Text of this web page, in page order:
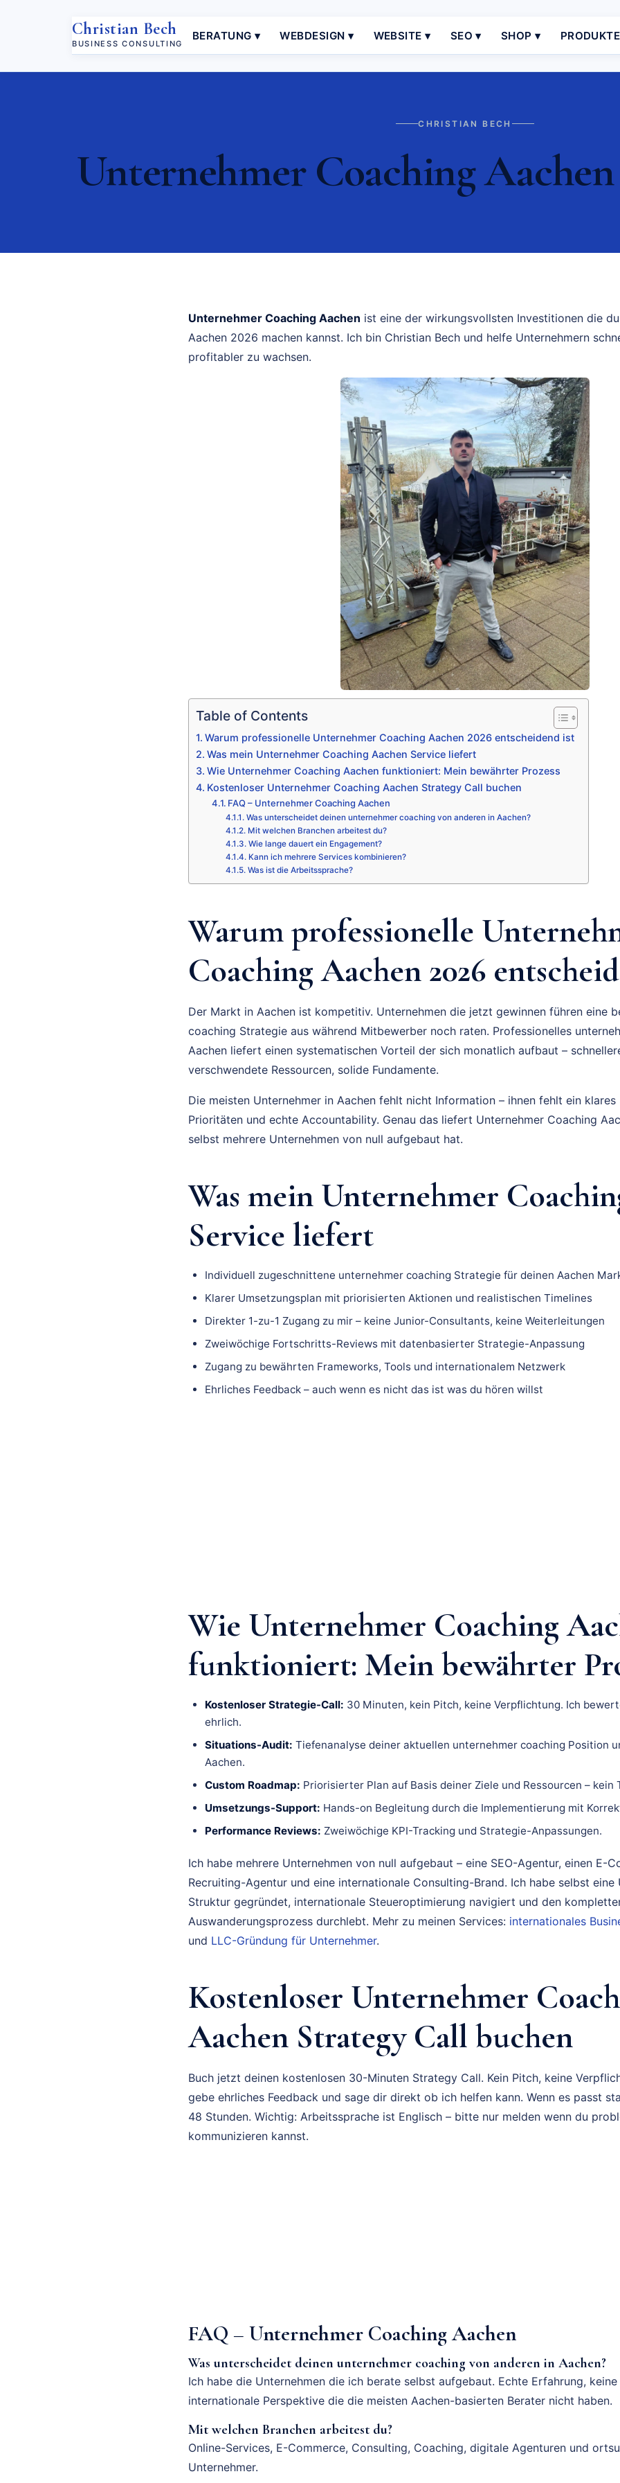
Christian Bech
BUSINESS CONSULTING
BERATUNG ▾ WEBDESIGN ▾ WEBSITE ▾ SEO ▾ SHOP ▾ PRODUKTE
CHRISTIAN BECH
Unternehmer Coaching Aachen
Unternehmer Coaching Aachen ist eine der wirkungsvollsten Investitionen die
Aachen 2026 machen kannst. Ich bin Christian Bech und helfe Unternehmern
profitabler zu wachsen.
Table of Contents
Warum professionelle Unternehmer Coaching Aachen 2026 entscheidend ist
Was mein Unternehmer Coaching Aachen Service liefert
Wie Unternehmer Coaching Aachen funktioniert: Mein bewährter Prozess
Kostenloser Unternehmer Coaching Aachen Strategy Call buchen
FAQ – Unternehmer Coaching Aachen
Was unterscheidet deinen unternehmer coaching von anderen in Aachen?
Mit welchen Branchen arbeitest du?
Wie lange dauert ein Engagement?
Kann ich mehrere Services kombinieren?
Was ist die Arbeitssprache?
Warum professionelle
Coaching Aachen 2026
Der Markt in Aachen ist kompetitiv. Unternehmen die jetzt gewinnen führen eine
coaching Strategie aus während Mitbewerber noch raten. Professionelles
Aachen liefert einen systematischen Vorteil der sich monatlich aufbaut –
verschwendete Ressourcen, solide Fundamente.
Die meisten Unternehmer in Aachen fehlt nicht Information – ihnen fehlt ein
Prioritäten und echte Accountability. Genau das liefert Unternehmer Coaching
selbst mehrere Unternehmen von null aufgebaut hat.
Was mein Unternehmer
Service liefert
Individuell zugeschnittene unternehmer coaching Strategie für deinen Aachen
Klarer Umsetzungsplan mit priorisierten Aktionen und realistischen Timelines
Direkter 1-zu-1 Zugang zu mir – keine Junior-Consultants, keine Weiterleitungen
Zweiwöchige Fortschritts-Reviews mit datenbasierter Strategie-Anpassung
Zugang zu bewährten Frameworks, Tools und internationalem Netzwerk
Ehrliches Feedback – auch wenn es nicht das ist was du hören willst
Wie Unternehmer Coaching
funktioniert: Mein bewährter
Kostenloser Strategie-Call: 30 Minuten, kein Pitch, keine Verpflichtung. Ich
ehrlich.
Situations-Audit: Tiefenanalyse deiner aktuellen unternehmer coaching Position
Aachen.
Custom Roadmap: Priorisierter Plan auf Basis deiner Ziele und Ressourcen – kein
Umsetzungs-Support: Hands-on Begleitung durch die Implementierung mit
Performance Reviews: Zweiwöchige KPI-Tracking und Strategie-Anpassungen.
Ich habe mehrere Unternehmen von null aufgebaut – eine SEO-Agentur, einen E-
Recruiting-Agentur und eine internationale Consulting-Brand. Ich habe selbst eine
Struktur gegründet, internationale Steueroptimierung navigiert und den
Auswanderungsprozess durchlebt. Mehr zu meinen Services: internationales
und LLC-Gründung für Unternehmer.
Kostenloser Unternehmer
Aachen Strategy Call buchen
Buch jetzt deinen kostenlosen 30-Minuten Strategy Call. Kein Pitch, keine
gebe ehrliches Feedback und sage dir direkt ob ich helfen kann. Wenn es passt
48 Stunden. Wichtig: Arbeitssprache ist Englisch – bitte nur melden wenn du
kommunizieren kannst.
FAQ – Unternehmer Coaching Aachen
Was unterscheidet deinen unternehmer coaching von anderen in Aachen?
Ich habe die Unternehmen die ich berate selbst aufgebaut. Echte Erfahrung,
internationale Perspektive die die meisten Aachen-basierten Berater nicht haben.
Mit welchen Branchen arbeitest du?
Online-Services, E-Commerce, Consulting, Coaching, digitale Agenturen und
Unternehmer.